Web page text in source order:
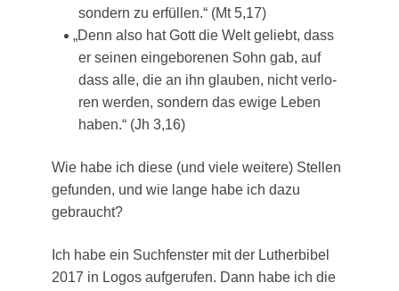
son­dern zu erfül­len.“ (Mt 5,17)
„Denn also hat Gott die Welt geliebt, dass
er sei­nen ein­ge­bo­re­nen Sohn gab, auf
dass alle, die an ihn glau­ben, nicht ver­lo­
ren wer­den, son­dern das ewi­ge Leben
haben.“ (Jh 3,16)
Wie habe ich die­se (und vie­le wei­te­re) Stel­len
gefun­den, und wie lan­ge habe ich dazu
gebraucht?
Ich habe ein Such­fens­ter mit der Luther­bi­bel
2017 in Logos auf­ge­ru­fen. Dann habe ich die